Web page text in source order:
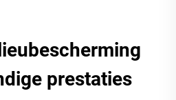
prestaties